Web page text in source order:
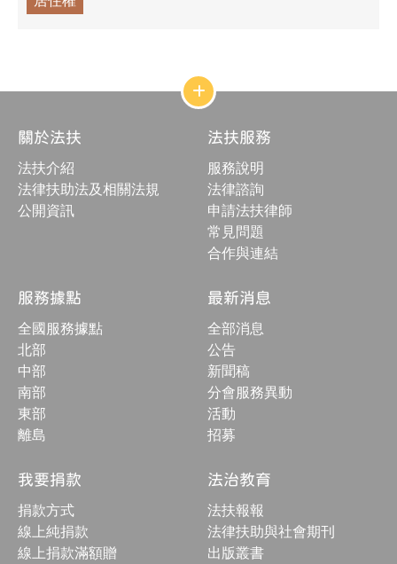
網
站
結
構
合
按
鈕
關於法扶
法扶介紹
法律扶助法及相關法規
公開資訊
法扶服務
服務說明
法律諮詢
申請法扶律師
常見問題
合作與連結
服務據點
全國服務據點
北部
中部
南部
東部
離島
最新消息
全部消息
公告
新聞稿
分會服務異動
活動
招募
我要捐款
捐款方式
線上純捐款
線上捐款滿額贈
法治教育
法扶報報
法律扶助與社會期刊
出版叢書